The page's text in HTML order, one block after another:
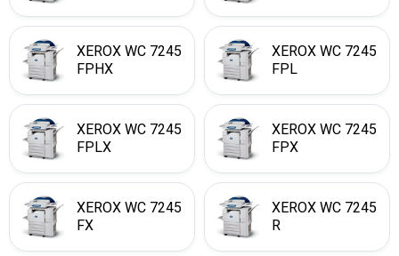
XEROX WC 7245
FPHX
XEROX WC 7245
FPL
XEROX WC 7245
FPLX
XEROX WC 7245
FPX
XEROX WC 7245
FX
XEROX WC 7245
R